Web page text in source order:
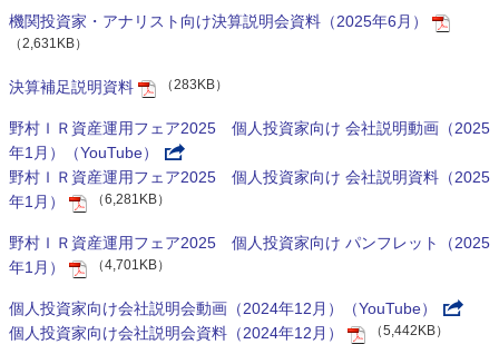
機関投資家・アナリスト向け決算説明会資料（2025年6月）
（2,631KB）
決算補足説明資料 （283KB）
野村ＩＲ資産運用フェア2025 個人投資家向け 会社説明動画（2025
年1月）（YouTube）
野村ＩＲ資産運用フェア2025 個人投資家向け 会社説明資料（2025
年1月）
（6,281KB）
野村ＩＲ資産運用フェア2025 個人投資家向け パンフレット（2025
年1月）
（4,701KB）
個人投資家向け会社説明会動画（2024年12月）（YouTube）
個人投資家向け会社説明会資料（2024年12月）
（5,442KB）